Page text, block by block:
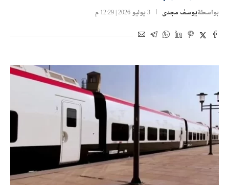
بواسطةيوسف مجدى 3 يوليو 2026 | 12:29 م